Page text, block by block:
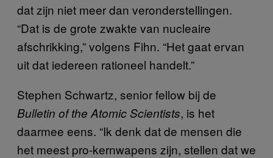
dat zijn niet meer dan veronderstellingen.
“Dat is de grote zwakte van nucleaire
afschrikking,” volgens Fihn. “Het gaat ervan
uit dat iedereen rationeel handelt.”
Stephen Schwartz, senior fellow bij de
Bulletin of the Atomic Scientists, is het
daarmee eens. “Ik denk dat de mensen die
het meest pro-kernwapens zijn, stellen dat we